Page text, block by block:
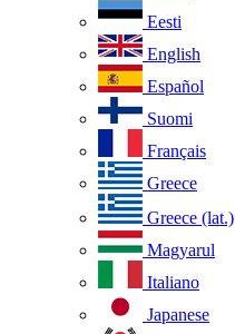
Eesti
English
Español
Suomi
Français
Greece
Greece (lat.)
Magyarul
Italiano
Japanese